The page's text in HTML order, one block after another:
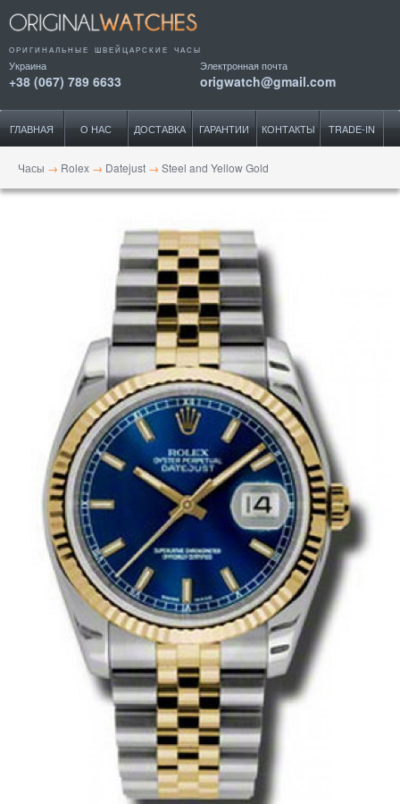
ОРИГИНАЛЬНЫЕ ШВЕЙЦАРСКИЕ ЧАСЫ
Украина
+38 (067) 789 6633
Электронная почта
origwatch@gmail.com
ГЛАВНАЯ О НАС ДОСТАВКА ГАРАНТИИ КОНТАКТЫ TRADE-IN
Часы → Rolex → Datejust → Steel and Yellow Gold